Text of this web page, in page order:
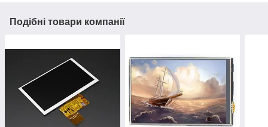
Подібні товари компанії